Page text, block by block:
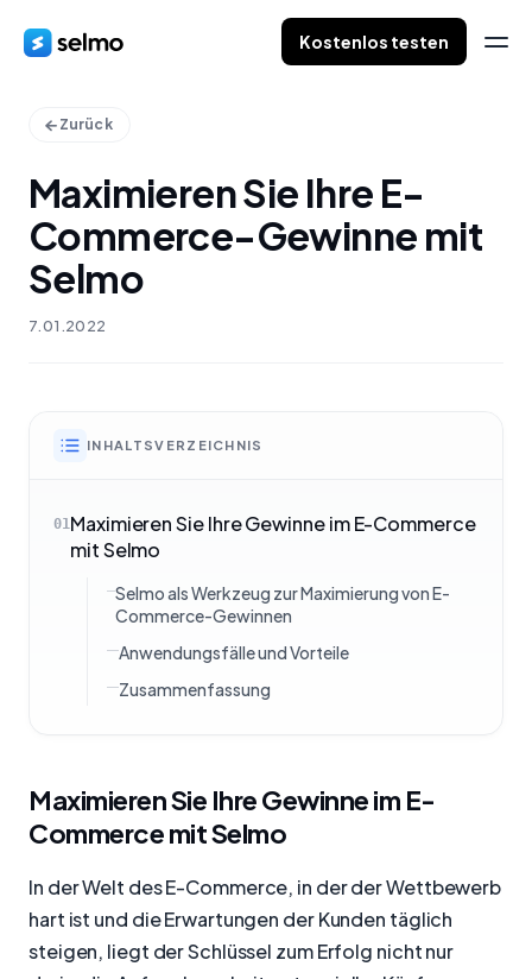
Kostenlos testen
Zurück
Maximieren Sie Ihre E-
Commerce-Gewinne mit
Selmo
7.01.2022
INHALTSVERZEICHNIS
01Maximieren Sie Ihre Gewinne im E-Commerce
mit Selmo
Selmo als Werkzeug zur Maximierung von E-
Commerce-Gewinnen
Anwendungsfälle und Vorteile
Zusammenfassung
Maximieren Sie Ihre Gewinne im E-
Commerce mit Selmo
In der Welt des E-Commerce, in der der Wettbewerb
hart ist und die Erwartungen der Kunden täglich
steigen, liegt der Schlüssel zum Erfolg nicht nur